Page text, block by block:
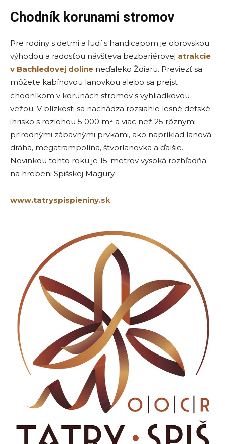
Chodník korunami stromov
Pre rodiny s deťmi a ľudí s handicapom je obrovskou
výhodou a radosťou návšteva bezbariérovej atrakcie
v Bachledovej doline neďaleko Ždiaru. Previezť sa
môžete kabínovou lanovkou alebo sa prejsť
chodníkom v korunách stromov s vyhliadkovou
vežou. V blízkosti sa nachádza rozsiahle lesné detské
ihrisko s rozlohou 5 000 m² a viac než 25 rôznymi
prírodnými zábavnými prvkami, ako napríklad lanová
dráha, megatrampolína, štvorlanovka a ďalšie.
Novinkou tohto roku je 15-metrov vysoká rozhľadňa
na hrebeni Spišskej Magury.
www.tatryspispieniny.sk